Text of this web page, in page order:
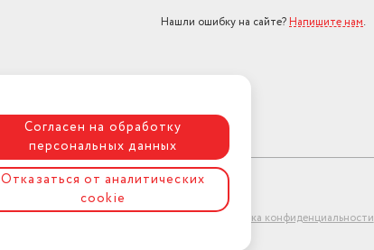
Нашли ошибку на сайте? Напишите нам.
Политика конфиденциальности
Согласен на обработку
персональных данных
Отказаться от аналитических
cookie